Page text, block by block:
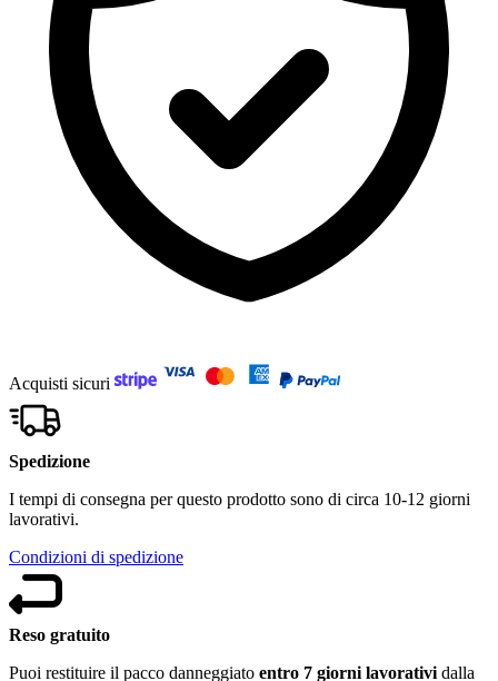
Acquisti sicuri
Spedizione
I tempi di consegna per questo prodotto sono di circa 10-12 giorni
lavorativi.
Condizioni di spedizione
Reso gratuito
Puoi restituire il pacco danneggiato entro 7 giorni lavorativi dalla